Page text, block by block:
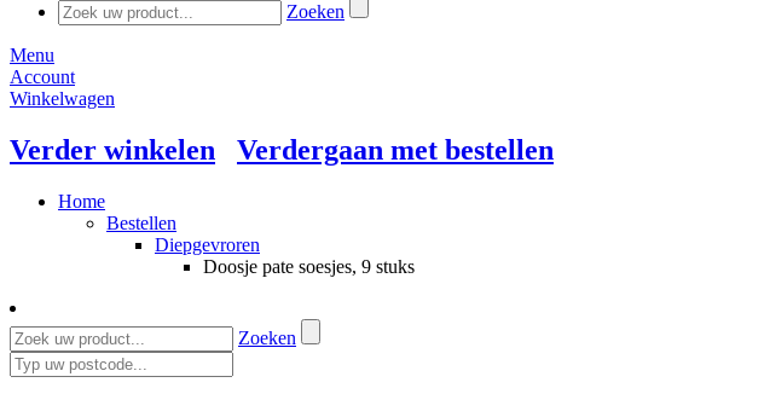
Zoeken
Menu
Account
Winkelwagen
Verder winkelen Verdergaan met bestellen
Home
Bestellen
Diepgevroren
Doosje pate soesjes, 9 stuks
Zoeken